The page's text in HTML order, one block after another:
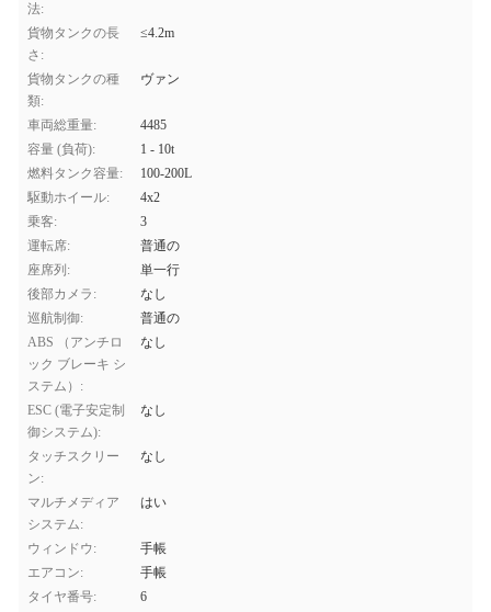
法:
貨物タンクの長
さ:
≤4.2m
貨物タンクの種
類:
ヴァン
車両総重量:
4485
容量 (負荷):
1 - 10t
燃料タンク容量:
100-200L
駆動ホイール:
4x2
乗客:
3
運転席:
普通の
座席列:
単一行
後部カメラ:
なし
巡航制御:
普通の
ABS （アンチロ
ック ブレーキ シ
ステム）:
なし
ESC (電子安定制
御システム):
なし
タッチスクリー
ン:
なし
マルチメディア
システム:
はい
ウィンドウ:
手帳
エアコン:
手帳
タイヤ番号:
6